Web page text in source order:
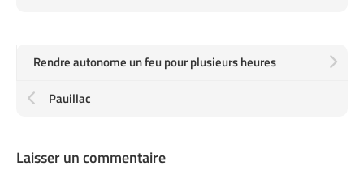
Rendre autonome un feu pour plusieurs heures
Pauillac
Laisser un commentaire